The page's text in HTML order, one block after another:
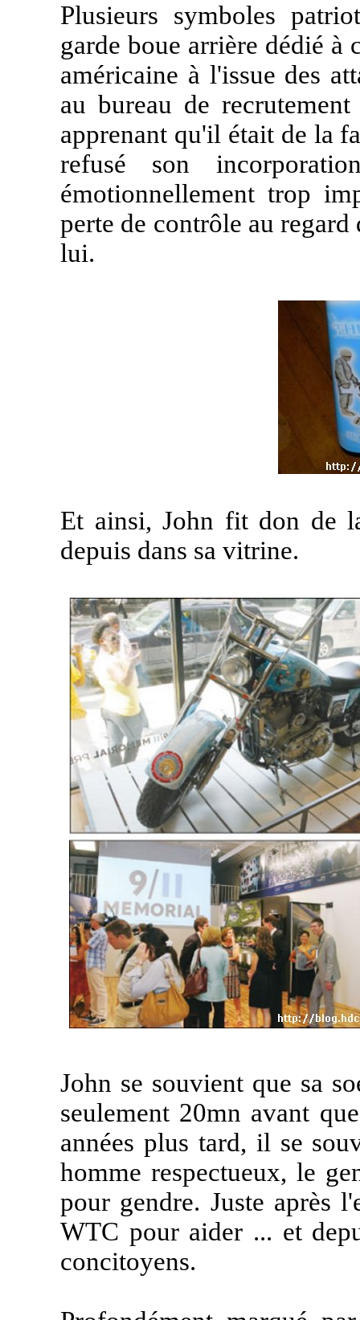
Plusieurs symboles
garde boue arrière dédié à
américaine à l'issue des
au bureau de
apprenant qu'il était de la
refusé son
émotionnellement trop
perte de contrôle au
lui.
Et ainsi, John fit don de
depuis dans sa vitrine.
John se souvient que sa
seulement 20mn avant
années plus tard, il se
homme respectueux, le
pour gendre. Juste après
WTC pour aider ... et
concitoyens.